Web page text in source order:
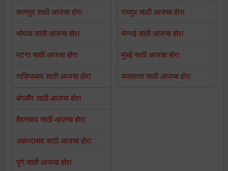
कानपुर साठी आजचा होरा
भोपाळ साठी आजचा होरा
पटना साठी आजचा होरा
ग़ाज़ियाबाद साठी आजचा होरा
रायपुर साठी आजचा होरा
चेन्नई साठी आजचा होरा
मुंबई साठी आजचा होरा
कलकत्ता साठी आजचा होरा
बंगलौर साठी आजचा होरा
हैदराबाद साठी आजचा होरा
अहमदाबाद साठी आजचा होरा
पुणे साठी आजचा होरा